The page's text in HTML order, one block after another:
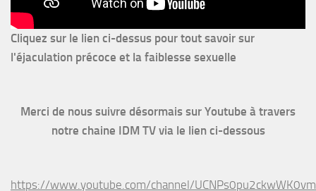
Cliquez sur le lien ci-dessus pour tout savoir sur
l'éjaculation précoce et la faiblesse sexuelle
Merci de nous suivre désormais sur Youtube à travers
notre chaine IDM TV via le lien ci-dessous
https://www.youtube.com/channel/